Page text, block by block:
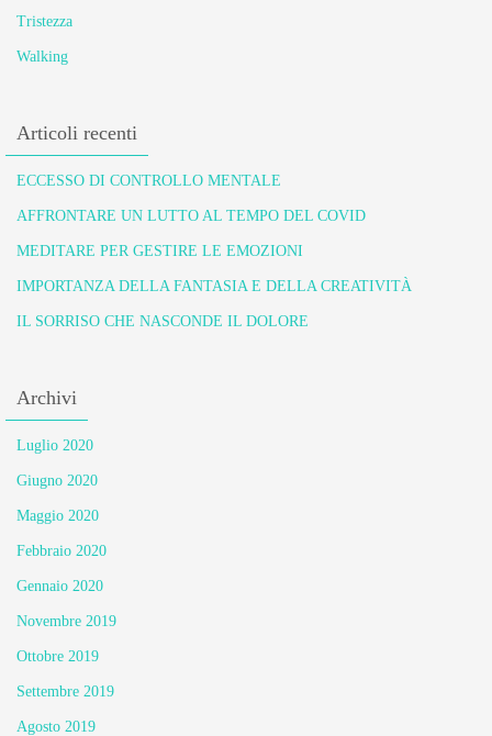
Tristezza
Walking
Articoli recenti
ECCESSO DI CONTROLLO MENTALE
AFFRONTARE UN LUTTO AL TEMPO DEL COVID
MEDITARE PER GESTIRE LE EMOZIONI
IMPORTANZA DELLA FANTASIA E DELLA CREATIVITÀ
IL SORRISO CHE NASCONDE IL DOLORE
Archivi
Luglio 2020
Giugno 2020
Maggio 2020
Febbraio 2020
Gennaio 2020
Novembre 2019
Ottobre 2019
Settembre 2019
Agosto 2019